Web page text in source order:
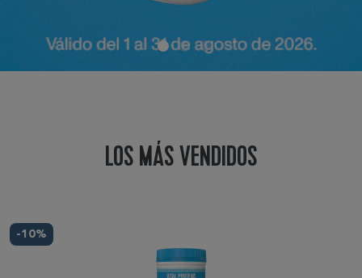
LOS MÁS VENDIDOS
-10%